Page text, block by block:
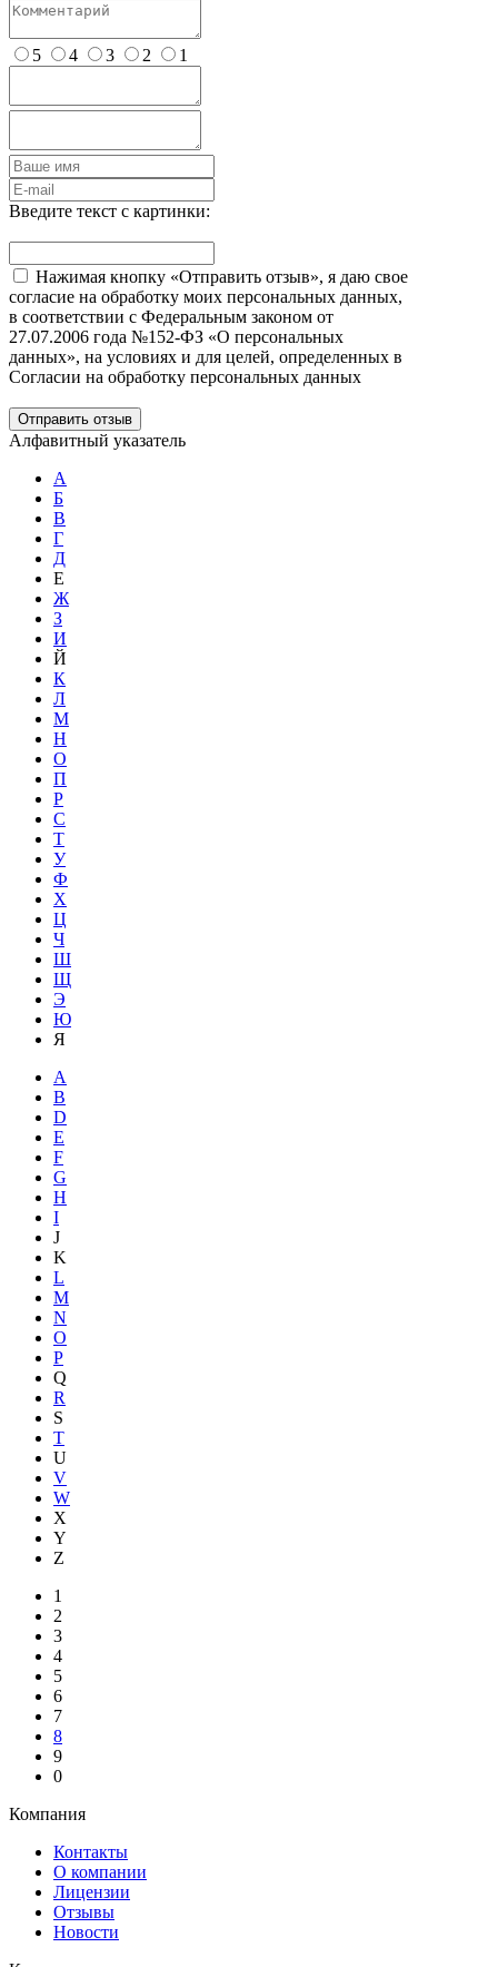
5 4 3 2 1
Введите текст с картинки:
Нажимая кнопку «Отправить отзыв», я даю свое
согласие на обработку моих персональных данных,
в соответствии с Федеральным законом от
27.07.2006 года №152-ФЗ «О персональных
данных», на условиях и для целей, определенных в
Согласии на обработку персональных данных
Отправить отзыв
Алфавитный указатель
А
Б
В
Г
Д
Е
Ж
З
И
Й
К
Л
М
Н
О
П
Р
С
Т
У
Ф
Х
Ц
Ч
Ш
Щ
Э
Ю
Я
A
B
D
E
F
G
H
I
J
K
L
M
N
O
P
Q
R
S
T
U
V
W
X
Y
Z
1
2
3
4
5
6
7
8
9
0
Компания
Контакты
О компании
Лицензии
Отзывы
Новости